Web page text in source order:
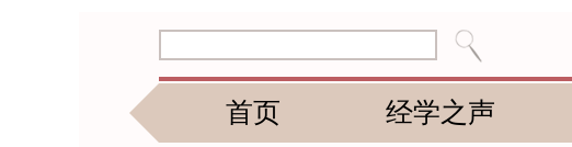
首页 经学之声